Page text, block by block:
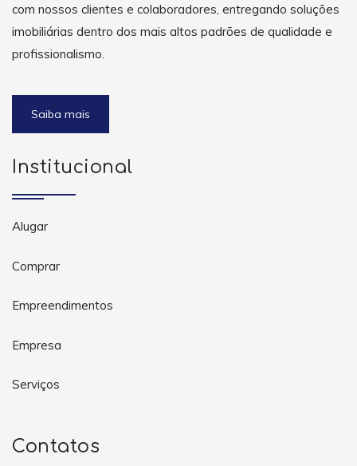
com nossos clientes e colaboradores, entregando soluções
imobiliárias dentro dos mais altos padrões de qualidade e
profissionalismo.
Saiba mais
Institucional
Alugar
Comprar
Empreendimentos
Empresa
Serviços
Contatos